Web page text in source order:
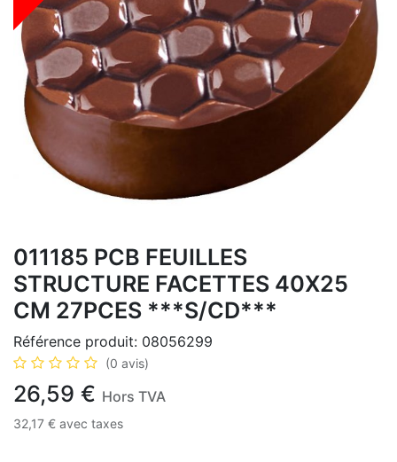
011185 PCB FEUILLES
STRUCTURE FACETTES 40X25
CM 27PCES ***S/CD***
Référence produit: 08056299
(0 avis)
26,59 € Hors TVA
32,17 € avec taxes